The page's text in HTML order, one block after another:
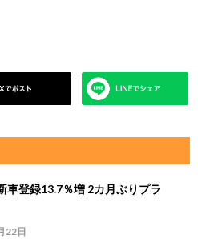
車登録13.7％増 2カ月ぶりプラ
22日